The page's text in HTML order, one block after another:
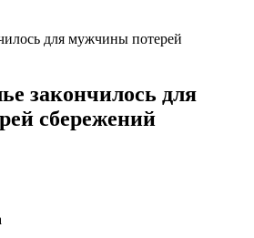
для мужчины потерей
закончилось для
сбережений